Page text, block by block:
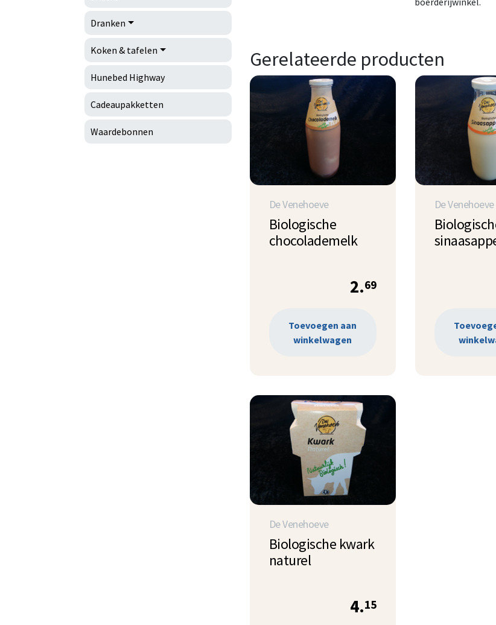
Dranken
Koken & tafelen
Hunebed Highway
Cadeaupakketten
Waardebonnen
Gerelateerde producten
De Venehoeve
Biologische
chocolademelk
2.69
Toevoegen aan
winkelwagen
De Venehoeve
De Venehoeve
Biologische kwark
naturel
4.15